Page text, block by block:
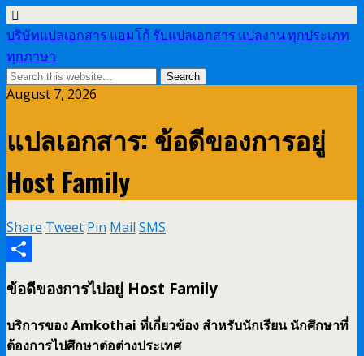
บริษัทแปลเอกสาร แอมโก้ รับแปลเอกสาร แปลงาน ทุกประเภท
ทุกภาษา
August 7, 2026
แปลเอกสาร: ข้อดีของการอยู่
Host Family
Share Tweet Pin Mail SMS
ข้อดีของการไปอยู่ Host Family
บริการของ Amkothai ที่เกี่ยวข้อง สำหรับนักเรียน นักศึกษาที่
ต้องการไปศึกษาต่อต่างประเทศ